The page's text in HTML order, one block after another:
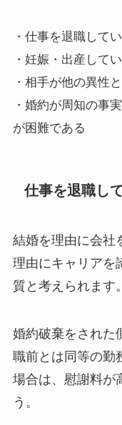
・仕事を退職して
・妊娠・出産して
・相手が他の異性
・婚約が周知の事
が困難である
仕事を退職し
結婚を理由に会社
理由にキャリアを
質と考えられます。
婚約破棄をされた
職前とは同等の勤
場合は、慰謝料が
う。